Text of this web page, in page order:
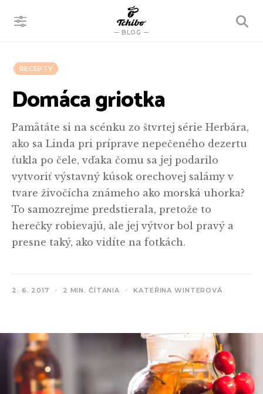
BLOG
VYHĽADÁVANIE
RECEPTY
Domáca griotka
Pamätáte si na scénku zo štvrtej série Herbára,
ako sa Linda pri príprave nepečeného dezertu
ťukla po čele, vďaka čomu sa jej podarilo
vytvoriť výstavný kúsok orechovej salámy v
tvare živočícha známeho ako morská uhorka?
To samozrejme predstierala, pretože to
herečky robievajú, ale jej výtvor bol pravý a
presne taký, ako vidíte na fotkách.
2. 6. 2017 2 MIN. ČÍTANIA KATEŘINA WINTEROVÁ